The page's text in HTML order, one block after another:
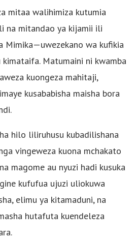
mitaa walihimiza kutumia
na mitandao ya kijamii ili
Mimika—uwezekano wa kufikia
Matumaini ni kwamba
kuongeza mahitaji,
kusababisha maisha bora
hilo liliruhusu kubadilishana
vingeweza kuona mchakato
magome au nyuzi hadi kusuka
kufufua ujuzi uliokuwa
elimu ya kitamaduni, na
hutafuta kuendeleza